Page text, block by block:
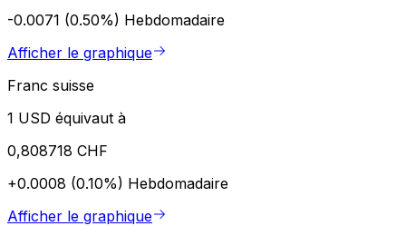
-0.0071 (0.50%) Hebdomadaire
Afficher le graphique
Franc suisse
1 USD équivaut à
0,808718 CHF
+0.0008 (0.10%) Hebdomadaire
Afficher le graphique